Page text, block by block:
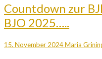
Countdown zur
BJO 2025…..
15. November 2024Maria